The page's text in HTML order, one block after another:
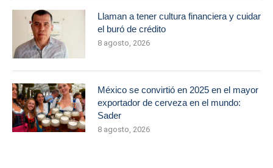
Llaman a tener cultura financiera y cuidar
el buró de crédito
8 agosto, 2026
México se convirtió en 2025 en el mayor
exportador de cerveza en el mundo:
Sader
8 agosto, 2026